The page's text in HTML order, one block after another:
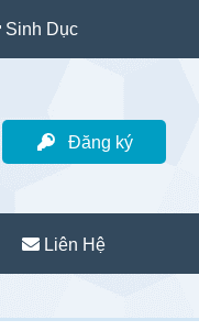
Sinh Dục
Đăng ký
Liên Hệ